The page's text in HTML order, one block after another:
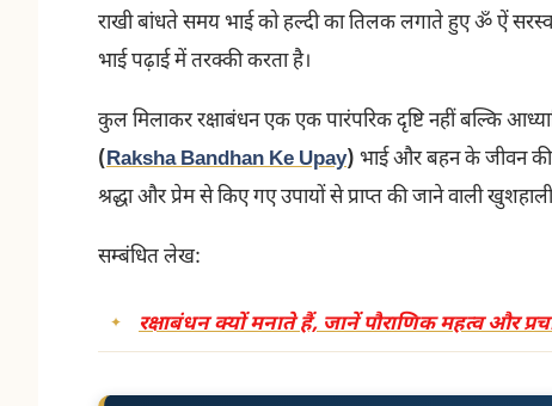
राखी बांधते समय भाई को हल्दी का तिलक लगाते हुए ॐ ऐं
भाई पढ़ाई में तरक्की करता है।
कुल मिलाकर रक्षाबंधन एक एक पारंपरिक दृष्टि नहीं बल्कि
(Raksha Bandhan Ke Upay) भाई और बहन के जीवन की
श्रद्धा और प्रेम से किए गए उपायों से प्राप्त की जाने वाली
सम्बंधित लेख:
रक्षाबंधन क्यों मनाते हैं, जानें पौराणिक महत्व और